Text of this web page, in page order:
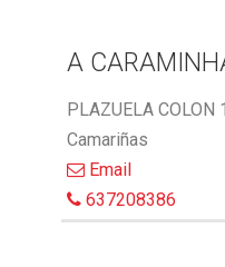
A
PLAZUELA
Camariñas
Email
637208386